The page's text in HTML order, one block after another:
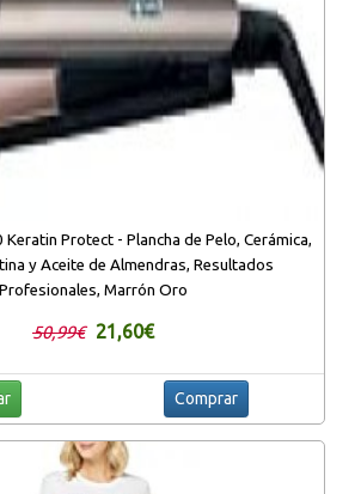
Protect - Plancha de Pelo, Cerámica,
y Aceite de Almendras, Resultados
Profesionales, Marrón Oro
50,99€ 21,60€
Comprar